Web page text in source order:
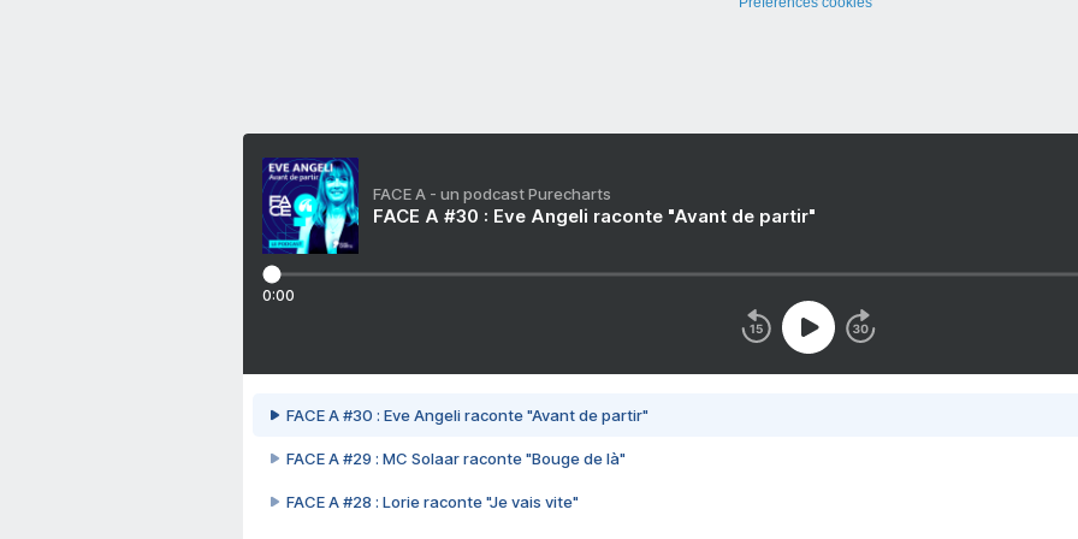
FACE A - un podcast Purecharts
FACE A #30 : Eve Angeli raconte "Avant de partir"
0:00
FACE A #30 : Eve Angeli raconte "Avant de partir"
FACE A #29 : MC Solaar raconte "Bouge de là"
FACE A #28 : Lorie raconte "Je vais vite"